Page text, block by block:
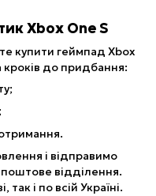
Xbox One S
купити геймпад Xbox
до придбання:
і відправимо
відділення.
і по всій Україні.